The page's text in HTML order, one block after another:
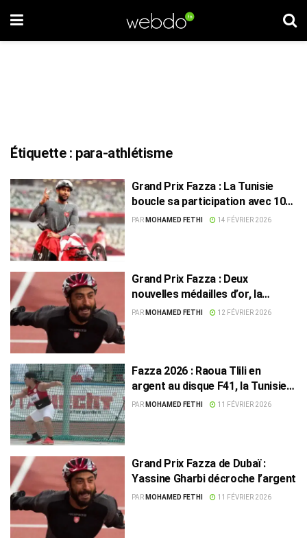
Étiquette : para-athlétisme
Grand Prix Fazza : La Tunisie
boucle sa participation avec 10
médailles, dont 6 en or
PAR MOHAMED FETHI 14 FÉVRIER 2026
Grand Prix Fazza : Deux
nouvelles médailles d’or, la
Tunisie porte son total à neuf
PAR MOHAMED FETHI 12 FÉVRIER 2026
Fazza 2026 : Raoua Tlili en
argent au disque F41, la Tunisie
continue sa moisson
PAR MOHAMED FETHI 11 FÉVRIER 2026
Grand Prix Fazza de Dubaï :
Yassine Gharbi décroche l’argent
PAR MOHAMED FETHI 11 FÉVRIER 2026